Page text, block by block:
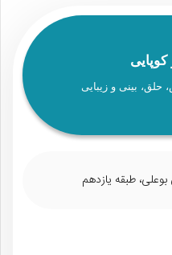
بینی و زیبایی
طبقه یازدهم